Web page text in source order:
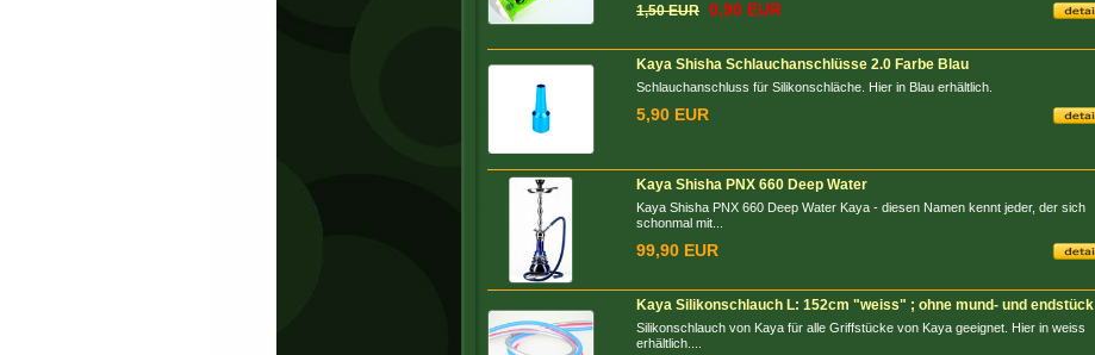
1,50 EUR 0,90 EUR
Kaya Shisha Schlauchanschlüsse 2.0 Farbe Blau
Schlauchanschluss für Silikonschläche. Hier in Blau erhältlich.
5,90 EUR
Kaya Shisha PNX 660 Deep Water
Kaya Shisha PNX 660 Deep Water Kaya - diesen Namen kennt jeder, der sich
schonmal mit...
99,90 EUR
Kaya Silikonschlauch L: 152cm "weiss" ; ohne mund- und endstück
Silikonschlauch von Kaya für alle Griffstücke von Kaya geeignet. Hier in weiss
erhältlich....